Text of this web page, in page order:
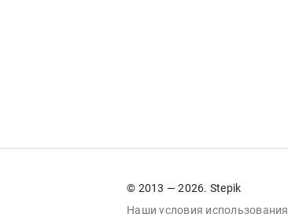
© 2013 — 2026. Stepik
Наши условия использования